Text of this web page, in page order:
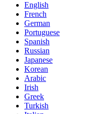
English
French
German
Portuguese
Spanish
Russian
Japanese
Korean
Arabic
Irish
Greek
Turkish